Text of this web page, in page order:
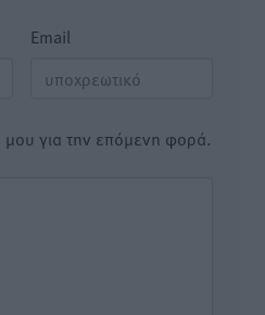
Email
μου για την επόμενη φορά.